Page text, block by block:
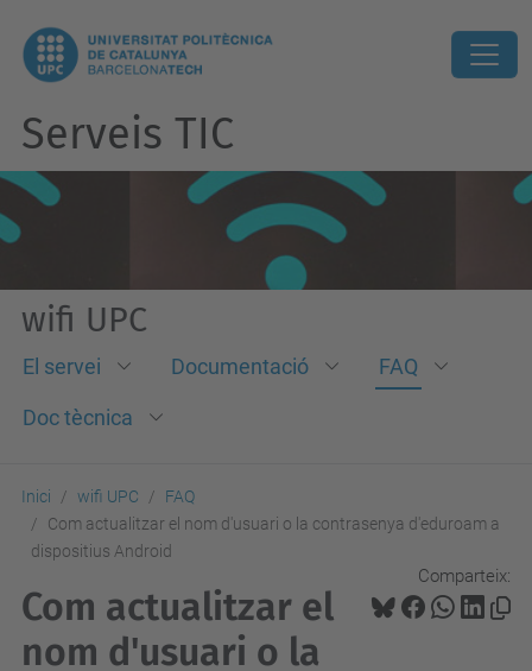
Serveis TIC
wifi UPC
El servei Documentació FAQ
Doc tècnica
Inici wifi UPC
FAQ
Com actualitzar el nom d'usuari o la contrasenya d'eduroam a
dispositius Android
Comparteix:
Com actualitzar el
nom d'usuari o la